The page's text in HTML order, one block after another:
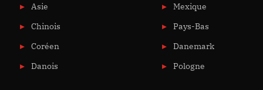
Asie
Chinois
Coréen
Danois
Mexique
Pays-Bas
Danemark
Pologne